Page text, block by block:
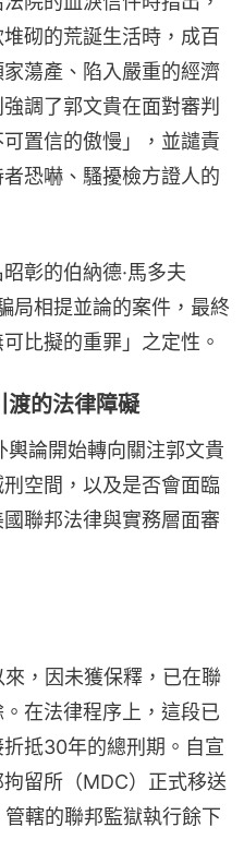
砌的荒誕生活時，成百
蕩產、陷入嚴重的經濟
調了郭文貴在面對審判
置信的傲慢」，並譴責
恐嚇、騷擾檢方證人的
彰的伯納德·馬多夫
局相提並論的案件，最終
比擬的重罪」之定性。
渡的法律障礙
論開始轉向關注郭文貴
空間，以及是否會面臨
聯邦法律與實務層面審
，因未獲保釋，已在聯
在法律程序上，這段已
抵30年的總刑期。自宣
留所（MDC）正式移送
轄的聯邦監獄執行餘下